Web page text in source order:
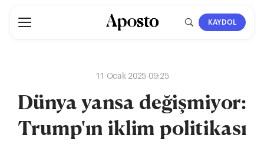
KAYDOL
11 Ocak 2025 09:25
Dünya yansa değişmiyor:
Trump'ın iklim politikası